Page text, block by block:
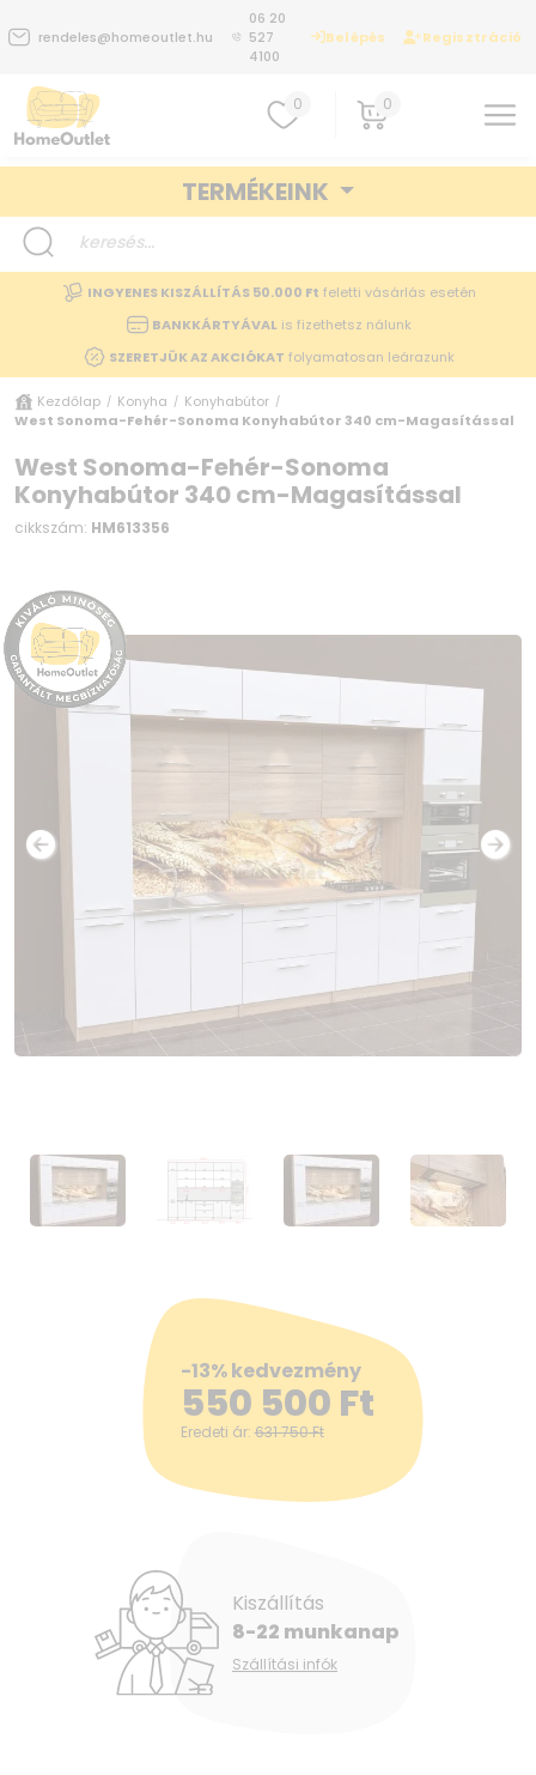
rendeles@homeoutlet.hu
06 20
527
4100
Belépés Regisztráció
0 0
TERMÉKEINK
INGYENES KISZÁLLÍTÁS 50.000 Ft feletti vásárlás esetén
BANKKÁRTYÁVALis fizethetsz nálunk
SZERETJÜK AZ AKCIÓKAT folyamatosan leárazunk
Kezdőlap / Konyha / Konyhabútor /
West Sonoma-Fehér-Sonoma Konyhabútor 340 cm-Magasítással
West Sonoma-Fehér-Sonoma
Konyhabútor 340 cm-Magasítással
cikkszám: HM613356
-13% kedvezmény
550 500 Ft
Eredeti ár:631 750Ft
Kiszállítás
8-22 munkanap
Szállítási infók